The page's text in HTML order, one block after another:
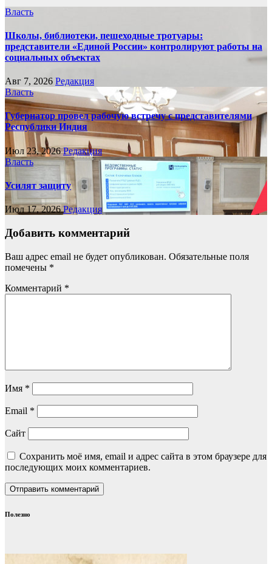
Власть
Школы, библиотеки, пешеходные тротуары:
представители «Единой России» контролируют работы на
социальных объектах
Авг 7, 2026 Редакция
Власть
Губернатор провел рабочую встречу с представителями
Республики Индия
Июл 23, 2026Редакция
Власть
Усилят защиту
Июл 17, 2026Редакция
Добавить комментарий
Ваш адрес email не будет опубликован. Обязательные поля
помечены *
Комментарий *
Имя *
Email *
Сайт
Сохранить моё имя, email и адрес сайта в этом браузере для
последующих моих комментариев.
Полезно